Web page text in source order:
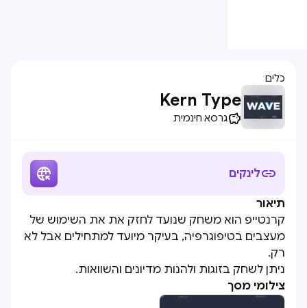
כלים
Kern Type
גרסא חינמית
לינקים 
תיאור
קרנטייפ הוא משחק שנועד לחזק את את השימוש של
מעצבים בטיפוגרפיה, בעיקר מיועד למתחילים אבל לא
רק.
ניתן לשחק בזוגות ולהנות מדיונים והשוואות.
צילומי מסך